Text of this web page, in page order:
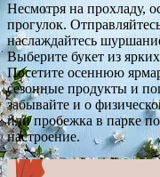
Несмотря на прохладу,
прогулок.
наслаждайтесь
Выберите букет из
Посетите осеннюю
сезонные продукты и
забывайте и о
или пробежка в парке
настроение.